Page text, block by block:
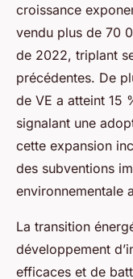
croissance
vendu plus de 70
de 2022, triplant
précédentes. De
de VE a atteint 15
signalant une
cette expansion
des subventions
environnementale
La transition
développement
efficaces et de